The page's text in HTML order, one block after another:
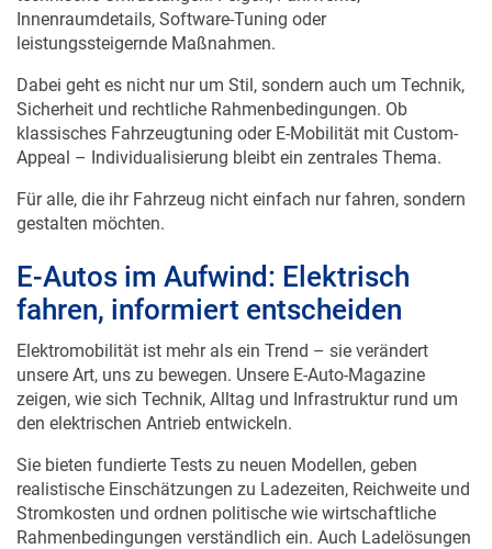
Innenraumdetails, Software-Tuning oder
leistungssteigernde Maßnahmen.
Dabei geht es nicht nur um Stil, sondern auch um Technik,
Sicherheit und rechtliche Rahmenbedingungen. Ob
klassisches Fahrzeugtuning oder E-Mobilität mit Custom-
Appeal – Individualisierung bleibt ein zentrales Thema.
Für alle, die ihr Fahrzeug nicht einfach nur fahren, sondern
gestalten möchten.
E-Autos im Aufwind: Elektrisch
fahren, informiert entscheiden
Elektromobilität ist mehr als ein Trend – sie verändert
unsere Art, uns zu bewegen. Unsere E-Auto-Magazine
zeigen, wie sich Technik, Alltag und Infrastruktur rund um
den elektrischen Antrieb entwickeln.
Sie bieten fundierte Tests zu neuen Modellen, geben
realistische Einschätzungen zu Ladezeiten, Reichweite und
Stromkosten und ordnen politische wie wirtschaftliche
Rahmenbedingungen verständlich ein. Auch Ladelösungen